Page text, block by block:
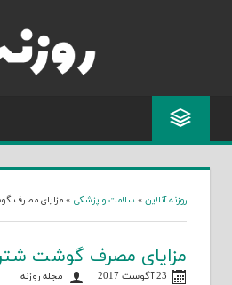
روزنه آنلاین » سلامت و پزشکی »مزایای مصرف
مزایای مصرف گوشت
23 آگوست 2017
مجله روزنه